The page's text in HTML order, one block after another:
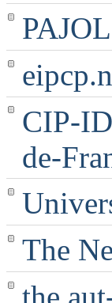
PAJOL
CIP-
de-
The